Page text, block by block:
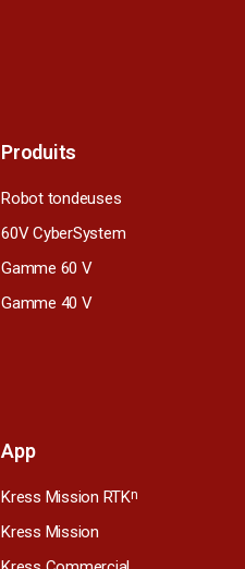
Produits
Robot tondeuses
60V CyberSystem
Gamme 60 V
Gamme 40 V
App
Kress Mission RTKn
Kress Mission